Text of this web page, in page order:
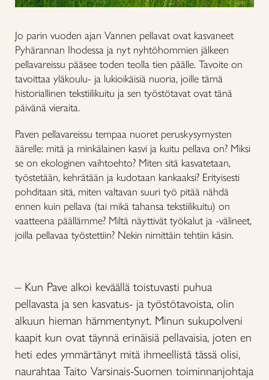
Jo parin vuoden ajan Vannen pellavat ovat kasvaneet
Pyhärannan Ihodessa ja nyt nyhtöhommien jälkeen
pellavareissu pääsee toden teolla tien päälle. Tavoite on
tavoittaa yläkoulu- ja lukioikäisiä nuoria, joille tämä
historiallinen tekstiilikuitu ja sen työstötavat ovat tänä
päivänä vieraita.
Paven pellavareissu tempaa nuoret peruskysymysten
äärelle: mitä ja minkälainen kasvi ja kuitu pellava on? Miksi
se on ekologinen vaihtoehto? Miten sitä kasvatetaan,
työstetään, kehrätään ja kudotaan kankaaksi? Erityisesti
pohditaan sitä, miten valtavan suuri työ pitää nähdä
ennen kuin pellava (tai mikä tahansa tekstiilikuitu) on
vaatteena päällämme? Miltä näyttivät työkalut ja -välineet,
joilla pellavaa työstettiin? Nekin nimittäin tehtiin käsin.
– Kun Pave alkoi keväällä toistuvasti puhua
pellavasta ja sen kasvatus- ja työstötavoista, olin
alkuun hieman hämmentynyt. Minun sukupolveni
kaapit kun ovat täynnä erinäisiä pellavaisia, joten en
heti edes ymmärtänyt mitä ihmeellistä tässä olisi,
naurahtaa Taito Varsinais-Suomen toiminnanjohtaja